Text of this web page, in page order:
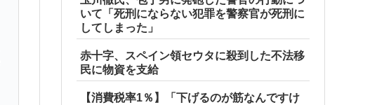
いて「死刑にならない犯罪を警察官が死刑に
してしまった」
赤十字、スペイン領セウタに殺到した不法移
民に物資を支給
【消費税率1％】「下げるのが筋なんですけ